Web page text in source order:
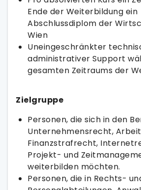
Ende der Weiterbildung ein
Abschlussdiplom der
Wien
Uneingeschränkter
administrativer Support
gesamten Zeitraums der
Zielgruppe
Personen, die sich in den
Unternehmensrecht,
Finanzstrafrecht,
Projekt- und
weiterbilden möchten.
Personen, die in Rechts-